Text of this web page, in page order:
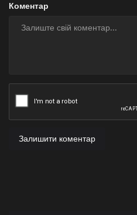
Коментар
Залишити коментар